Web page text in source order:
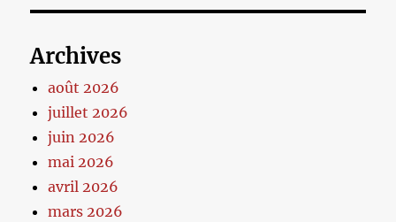
Archives
août 2026
juillet 2026
juin 2026
mai 2026
avril 2026
mars 2026